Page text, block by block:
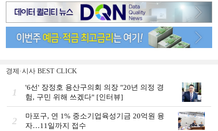
경제·시사 BEST CLICK
1
'6선' 장정호 용산구의회 의장 "20년 의정 경
험, 구민 위해 쓰겠다" [인터뷰]
2
마포구, 연 1% 중소기업육성기금 20억원 융
자…11일까지 접수